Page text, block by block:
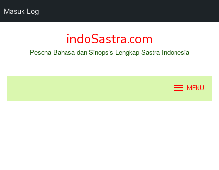
Masuk Log
indoSastra.com
Pesona Bahasa dan Sinopsis Lengkap Sastra Indonesia
MENU